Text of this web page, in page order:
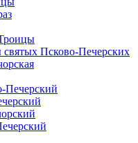
Псково-Печерских
Печерский